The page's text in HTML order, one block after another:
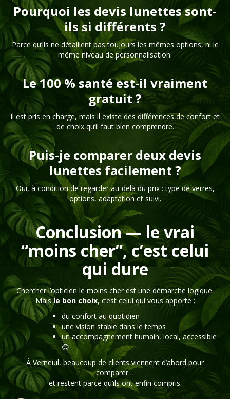
Pourquoi les devis lunettes sont-
ils si différents ?
Parce qu’ils ne détaillent pas toujours les mêmes options, ni le
même niveau de personnalisation.
Le 100 % santé est-il vraiment
gratuit ?
Il est pris en charge, mais il existe des différences de confort et
de choix qu’il faut bien comprendre.
Puis-je comparer deux devis
lunettes facilement ?
Oui, à condition de regarder au-delà du prix : type de verres,
options, adaptation et suivi.
Conclusion — le vrai
“moins cher”, c’est celui
qui dure
Chercher l’opticien le moins cher est une démarche logique.
Maisle bon choix, c’est celui qui vous apporte :
du confort au quotidien
une vision stable dans le temps
un accompagnement humain, local, accessible
😊
À Verneuil, beaucoup de clients viennent d’abord pour
comparer…
et restent parce qu’ils ont enfin compris.